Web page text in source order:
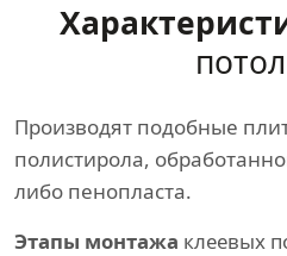
Производят подобные
полистирола,
либо пенопласта.
Этапы монтажа клеевых